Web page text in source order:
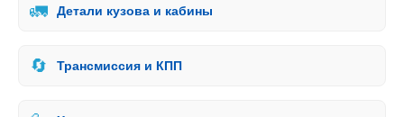
🚛 Детали кузова и кабины
🔄 Трансмиссия и КПП